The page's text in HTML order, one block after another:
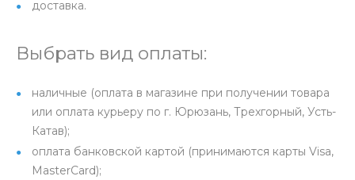
доставка.
Выбрать вид оплаты:
наличные (оплата в магазине при получении товара
или оплата курьеру по г. Юрюзань, Трехгорный, Усть-
Катав);
оплата банковской картой (принимаются карты Visa,
MasterCard);